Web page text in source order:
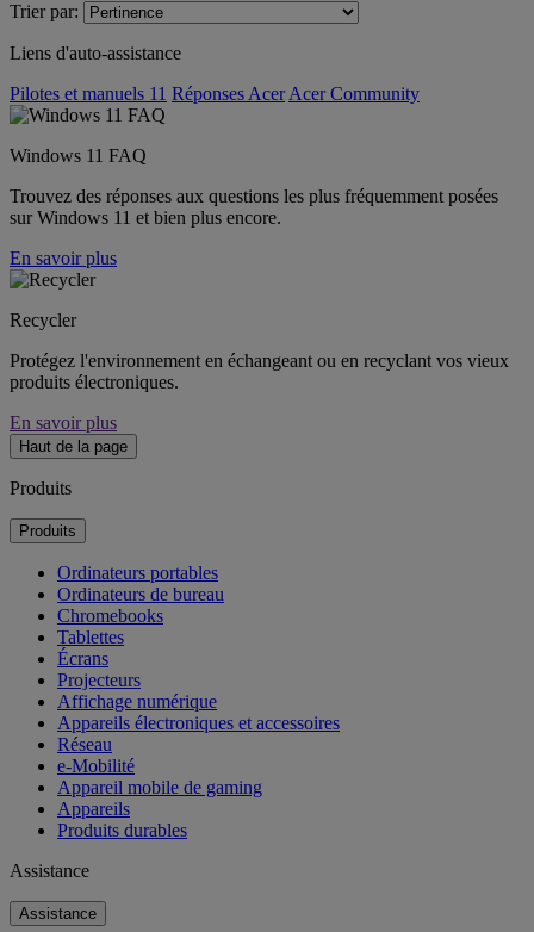
Trier par:
Liens d'auto-assistance
Pilotes et manuels 11 Réponses Acer Acer Community
Windows 11 FAQ
Trouvez des réponses aux questions les plus fréquemment posées
sur Windows 11 et bien plus encore.
En savoir plus
Recycler
Protégez l'environnement en échangeant ou en recyclant vos vieux
produits électroniques.
En savoir plus
Haut de la page
Produits
Produits
Ordinateurs portables
Ordinateurs de bureau
Chromebooks
Tablettes
Écrans
Projecteurs
Affichage numérique
Appareils électroniques et accessoires
Réseau
e-Mobilité
Appareil mobile de gaming
Appareils
Produits durables
Assistance
Assistance